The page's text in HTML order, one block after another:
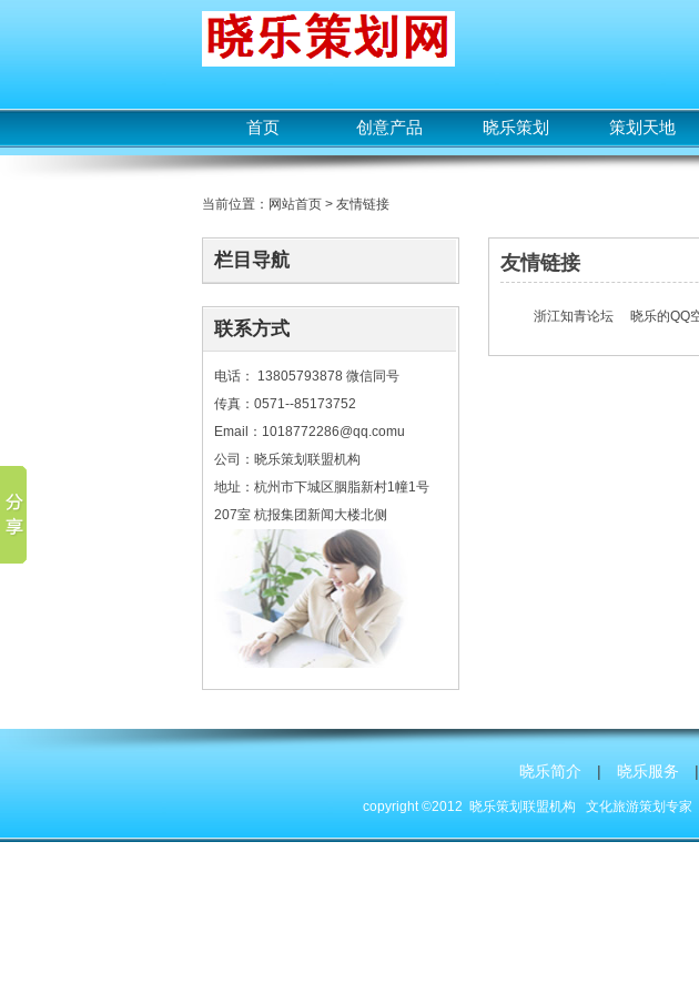
首页 创意产品 晓乐策划 策划天地
当前位置： 网站首页 > 友情链接
栏目导航
联系方式
电话： 13805793878 微信同号
传真：0571--85173752
Email：1018772286@qq.comu
公司：晓乐策划联盟机构
地址：杭州市下城区胭脂新村1幢1号
207室 杭报集团新闻大楼北侧
友情链接
浙江知青论坛 晓乐的QQ
晓乐简介 | 晓乐服务 |
copyright ©2012 晓乐策划联盟机构 文化旅游策划专家